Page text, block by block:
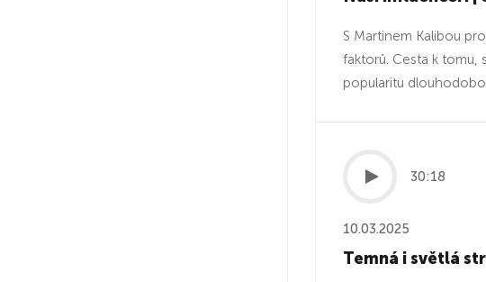
S Martinem Kalibou
faktorů. Cesta k tomu,
popularitu
30:18
10.03.2025
Temná i světlá